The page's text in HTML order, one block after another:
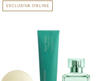
ESCLUSIVA ONLINE